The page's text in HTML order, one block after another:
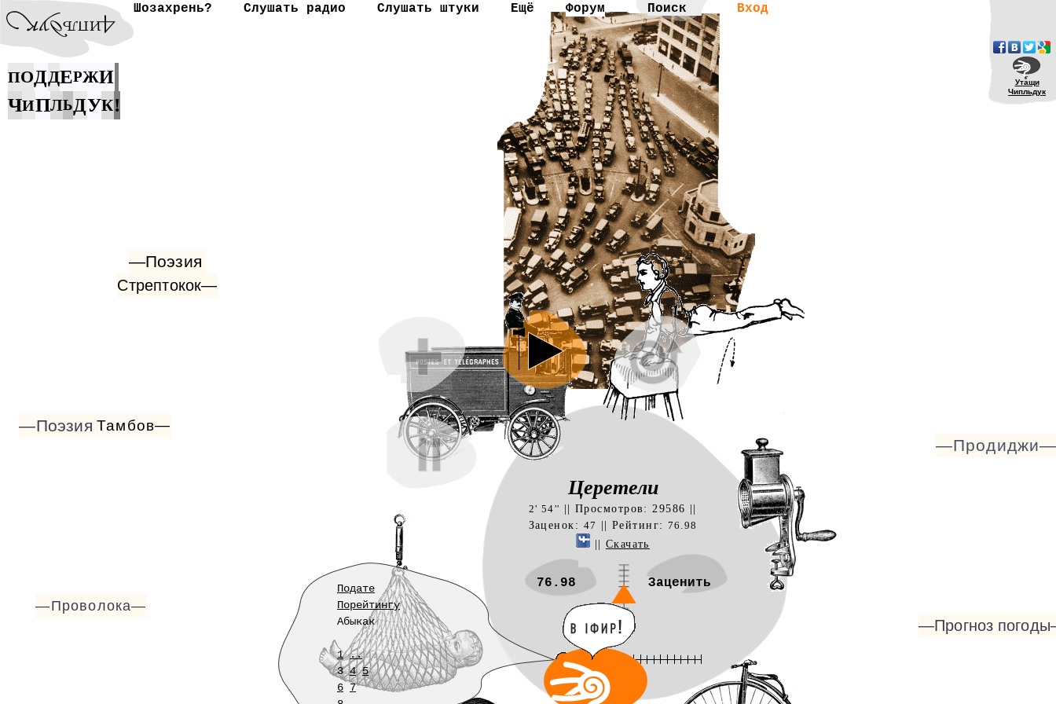
Шозахрень? Слушать радио Слушать штуки Ещё Форум Вход
Утащи
Чипльдук
ПОДДЕРЖИ
ЧИПЛЬДУК!
Церетели
2' 54'' || Просмотров: 29586 ||
Заценок: 47 || Рейтинг: 76.98
|| Скачать
76.98 Заценить
Подате
Порейтингу
Абыкак
1 ..
3 4 5
6 7
—Поэзия Тамбов—
—Поэзия
Стрептокок—
—Прогноз
—Проволока—